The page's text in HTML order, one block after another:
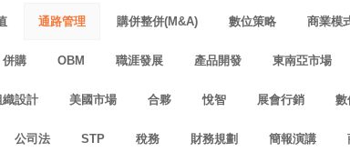
通路管理 購併整併(M&A) 數位策略 商業模
併購 OBM 職涯發展 產品開發 東南亞市場
織設計 美國市場 合夥 悅智 展會行銷 數
公司法 STP 稅務 財務規劃 簡報演講